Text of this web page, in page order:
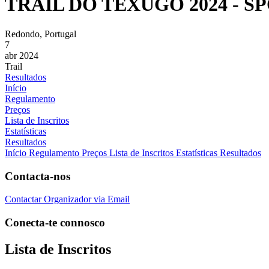
TRAIL DO TEXUGO 2024 -
Redondo, Portugal
7
abr 2024
Trail
Resultados
Início
Regulamento
Preços
Lista de Inscritos
Estatísticas
Resultados
Início Regulamento Preços Lista de Inscritos Estatísticas Resultados
Contacta-nos
Contactar Organizador via Email
Conecta-te connosco
Lista de Inscritos